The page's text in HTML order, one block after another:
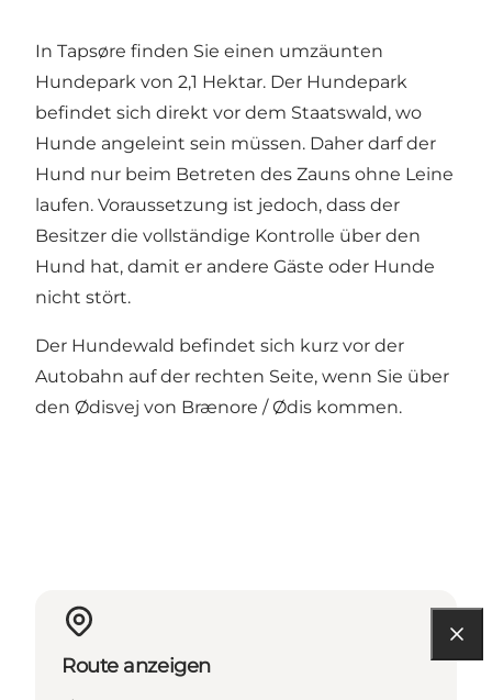
In Tapsøre finden Sie einen umzäunten
Hundepark von 2,1 Hektar. Der Hundepark
befindet sich direkt vor dem Staatswald, wo
Hunde angeleint sein müssen. Daher darf der
Hund nur beim Betreten des Zauns ohne Leine
laufen. Voraussetzung ist jedoch, dass der
Besitzer die vollständige Kontrolle über den
Hund hat, damit er andere Gäste oder Hunde
nicht stört.
Der Hundewald befindet sich kurz vor der
Autobahn auf der rechten Seite, wenn Sie über
den Ødisvej von Brænore / Ødis kommen.
Route anzeigen